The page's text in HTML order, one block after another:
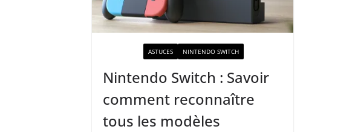
ASTUCES NINTENDO SWITCH
Nintendo Switch : Savoir
comment reconnaître
tous les modèles